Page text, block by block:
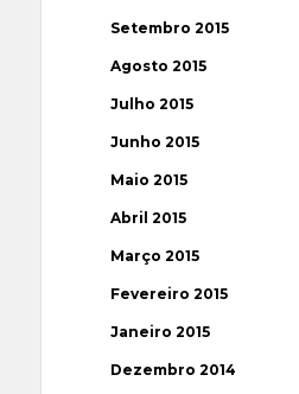
Setembro 2015
Agosto 2015
Julho 2015
Junho 2015
Maio 2015
Abril 2015
Março 2015
Fevereiro 2015
Janeiro 2015
Dezembro 2014